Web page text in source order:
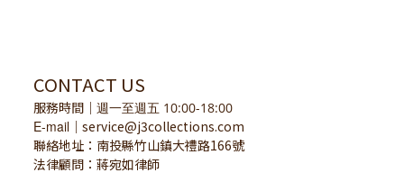
CONTACT US
服務時間 ｜ 週一至週五 10:00-18:00
E-mail
service@j3collections.com
聯絡地址：南投縣竹山鎮大禮路166號
法律顧問：蔣宛如律師